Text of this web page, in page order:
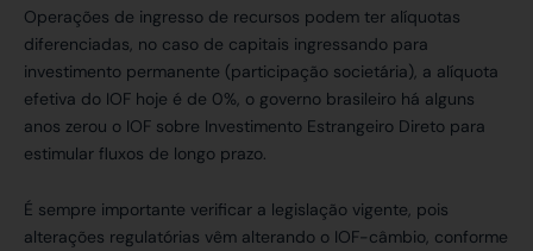
Operações de ingresso de recursos podem ter alíquotas
diferenciadas, no caso de capitais ingressando para
investimento permanente (participação societária), a alíquota
efetiva do IOF hoje é de 0%, o governo brasileiro há alguns
anos zerou o IOF sobre Investimento Estrangeiro Direto para
estimular fluxos de longo prazo.
É sempre importante verificar a legislação vigente, pois
alterações regulatórias vêm alterando o IOF-câmbio, conforme